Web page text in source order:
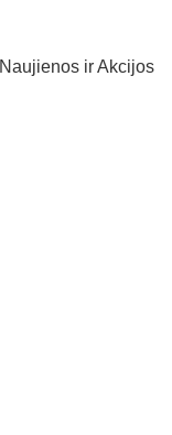
Naujienos ir Akcijos